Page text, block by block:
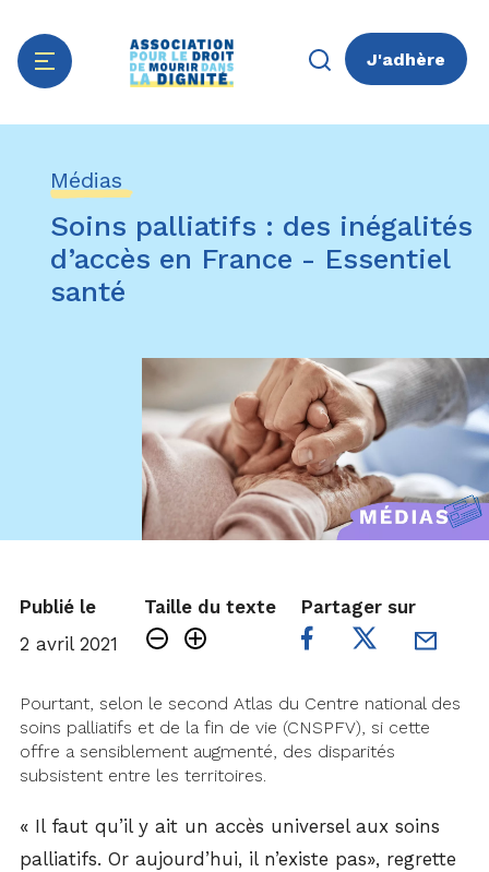
contenu
principal
J'adhère
Médias
Soins palliatifs : des inégalités
d’accès en France - Essentiel
santé
Publié le
2 avril 2021
Taille du texte Partager sur
Pourtant, selon le second Atlas du Centre national des
soins palliatifs et de la fin de vie (CNSPFV), si cette
offre a sensiblement augmenté, des disparités
subsistent entre les territoires.
« Il faut qu’il y ait un accès universel aux soins
palliatifs. Or aujourd’hui, il n’existe pas», regrette